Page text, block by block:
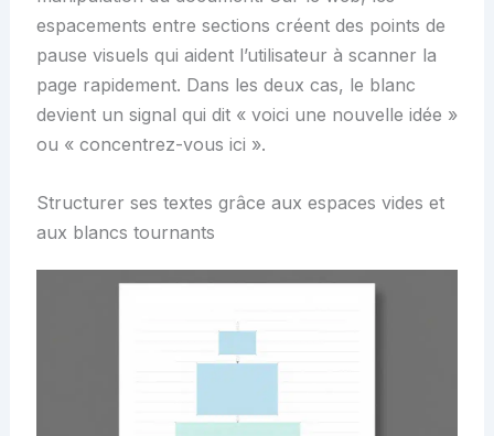
espacements entre sections créent des points de
pause visuels qui aident l’utilisateur à scanner la
page rapidement. Dans les deux cas, le blanc
devient un signal qui dit « voici une nouvelle idée »
ou « concentrez-vous ici ».
Structurer ses textes grâce aux espaces vides et
aux blancs tournants